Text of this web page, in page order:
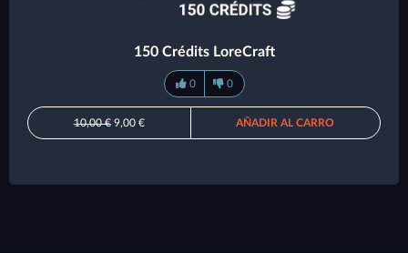
150 Crédits LoreCraft
0 0
10,00 €9,00 € AÑADIR AL CARRO